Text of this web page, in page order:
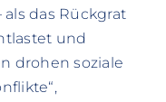
das Rückgrat
und
drohen soziale